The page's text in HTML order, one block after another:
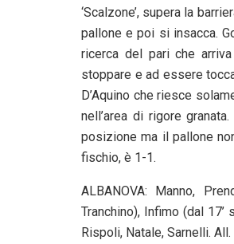
‘Scalzone’, supera la
pallone e poi si insacca.
ricerca del pari che
stoppare e ad essere
D’Aquino che riesce
nell’area di rigore
posizione ma il pallone
fischio, è 1-1.
ALBANOVA: Manno,
Tranchino), Infimo (dal 17’
Rispoli, Natale, Sarnelli. All.